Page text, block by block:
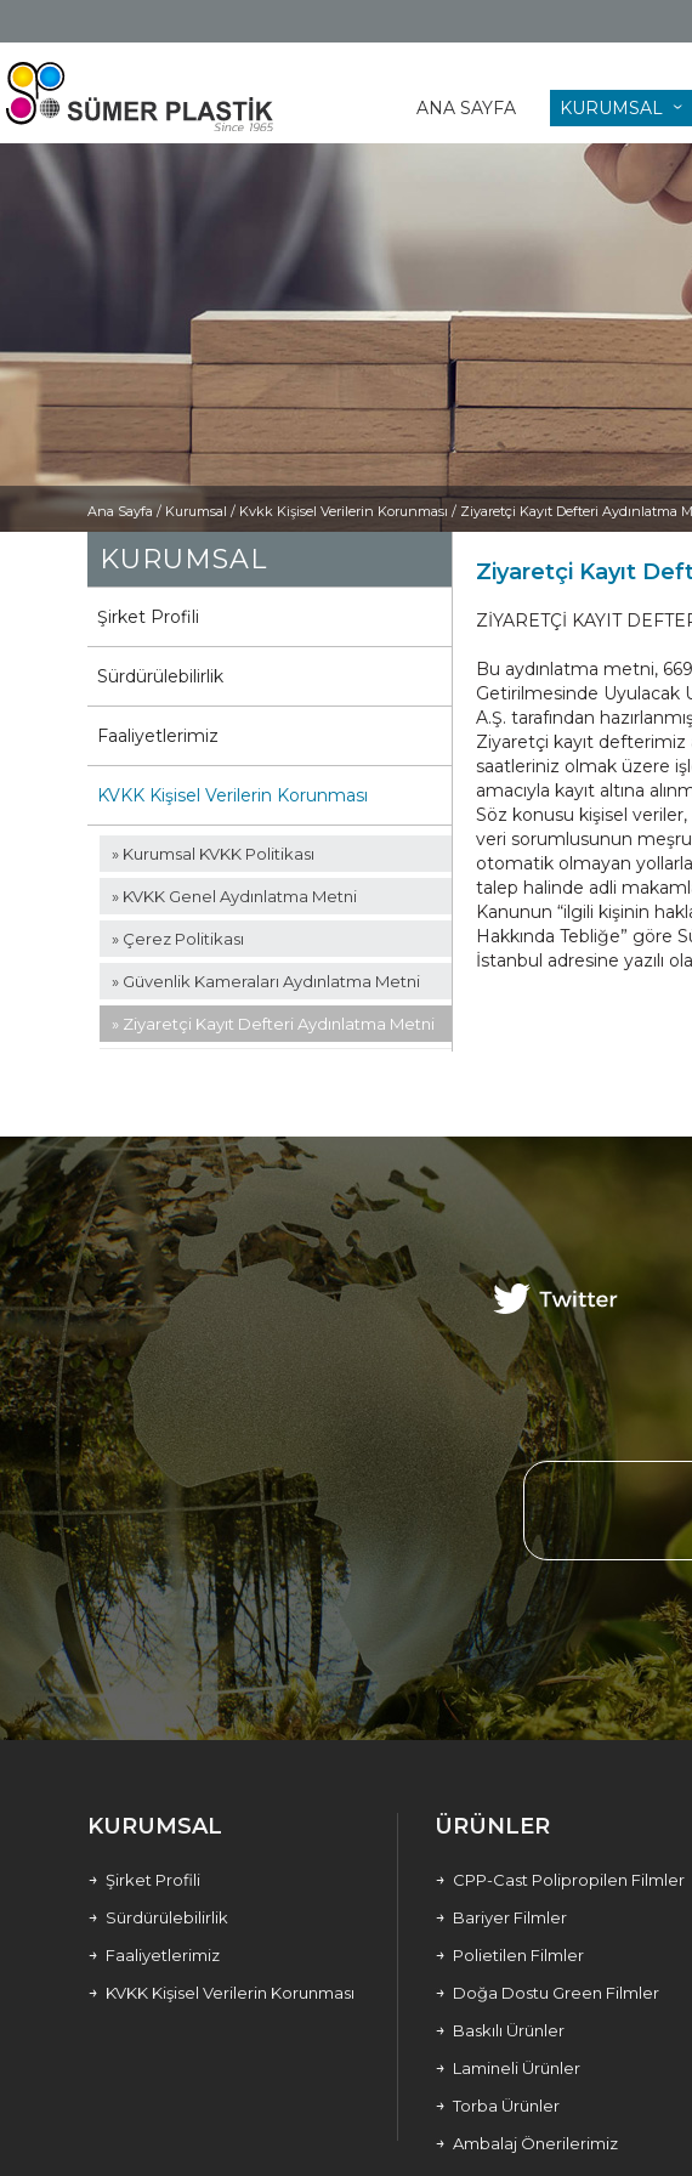
ANA SAYFA KURUMSAL ˇ
Ana Sayfa / Kurumsal / Kvkk Kişisel Verilerin Korunması / Ziyaretçi Kayıt Defteri Aydınlatma
KURUMSAL
Şirket Profili
Sürdürülebilirlik
Faaliyetlerimiz
KVKK Kişisel Verilerin Korunması
» Kurumsal KVKK Politikası
» KVKK Genel Aydınlatma Metni
» Çerez Politikası
» Güvenlik Kameraları Aydınlatma Metni
» Ziyaretçi Kayıt Defteri Aydınlatma Metni
Ziyaretçi Kayıt
ZİYARETÇİ KAYIT
Bu aydınlatma metni,
Getirilmesinde Uyulacak
A.Ş. tarafından
Ziyaretçi kayıt defterimiz
saatleriniz olmak üzere
amacıyla kayıt altına
Söz konusu kişisel
veri sorumlusunun
otomatik olmayan
talep halinde adli
Kanunun “ilgili kişinin
Hakkında Tebliğe” göre
İstanbul adresine yazılı
KURUMSAL
Şirket Profili
Sürdürülebilirlik
Faaliyetlerimiz
KVKK Kişisel Verilerin Korunması
ÜRÜNLER
CPP-Cast Polipropilen Filmler
Bariyer Filmler
Polietilen Filmler
Doğa Dostu Green Filmler
Baskılı Ürünler
Lamineli Ürünler
Torba Ürünler
Ambalaj Önerilerimiz